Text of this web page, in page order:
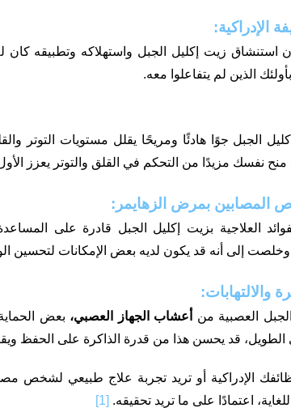
الإدراكية:
استنشاق زيت إكليل الجبل واستهلاكه وتطبيقه كان
الذين لم يتفاعلوا معه.
الجبل جوًا هادئًا ومريحًا يقلل مستويات التوتر
منح نفسك مزيدًا من التحكم في القلق والتوتر يعزز
المصابين بمرض الزهايمر:
العلاجية بزيت إكليل الجبل قادرة على
إلى أنه قد يكون لديه بعض الإمكانات لتحسين
والالتهابات:
العصبية من أعشاب الجهاز العصبي، بعض
الطويل، قد يحسن هذا من قدرة الذاكرة على الحفظ
الإدراكية أو تريد تجربة علاج طبيعي لشخص
اعتمادًا على ما تريد تحقيقه. [1]